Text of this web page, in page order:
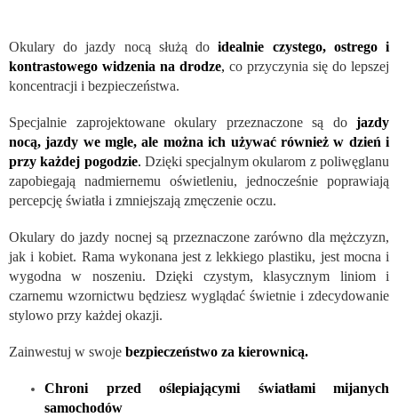
Okulary do jazdy nocą służą doidealnie czystego, ostrego i
kontrastowego widzenia na drodze, co przyczynia się do lepszej
koncentracji i bezpieczeństwa.
Specjalnie zaprojektowane okulary przeznaczone są do jazdy
nocą, jazdy we mgle, ale można ich używać również w dzień i
przy każdej pogodzie. Dzięki specjalnym okularom z poliwęglanu
zapobiegają nadmiernemu oświetleniu, jednocześnie poprawiają
percepcję światła i zmniejszają zmęczenie oczu.
Okulary do jazdy nocnej są przeznaczone zarówno dla mężczyzn,
jak i kobiet. Rama wykonana jest z lekkiego plastiku, jest mocna i
wygodna w noszeniu. Dzięki czystym, klasycznym liniom i
czarnemu wzornictwu będziesz wyglądać świetnie i zdecydowanie
stylowo przy każdej okazji.
Zainwestuj w swoje bezpieczeństwo za kierownicą.
Chroni przed oślepiającymi światłami mijanych
samochodów